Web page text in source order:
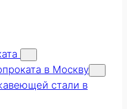
в Москву
стали в